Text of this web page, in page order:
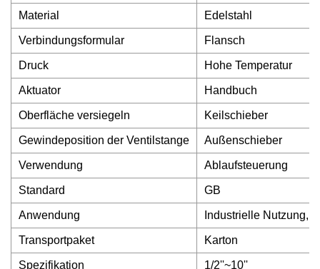
Material Edelstahl
Verbindungsformular Flansch
Druck Hohe Temperatur
Aktuator Handbuch
Oberfläche versiegeln Keilschieber
Gewindeposition der Ventilstange Außenschieber
Verwendung Ablaufsteuerung
Standard GB
Anwendung Industrielle Nutzung,
Transportpaket Karton
Spezifikation 1/2''~10''